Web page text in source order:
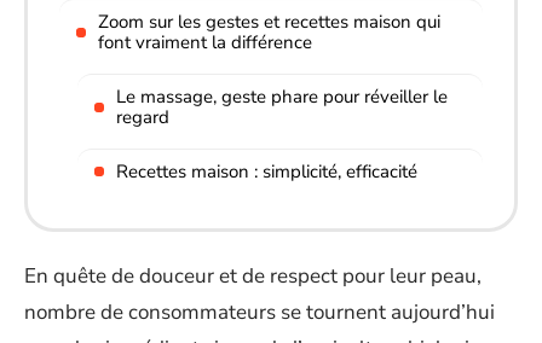
Zoom sur les gestes et recettes maison qui
font vraiment la différence
Le massage, geste phare pour réveiller le
regard
Recettes maison : simplicité, efficacité
En quête de douceur et de respect pour leur peau,
nombre de consommateurs se tournent aujourd’hui